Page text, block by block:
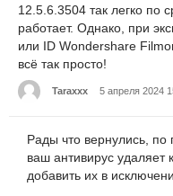
12.5.6.3504 так легко по
работает. Однако, при
или ID Wondershare
всё так просто!
Taraxxx 5 апреля 2024
Рады что вернулись, по
ваш антивирус
добавить их в